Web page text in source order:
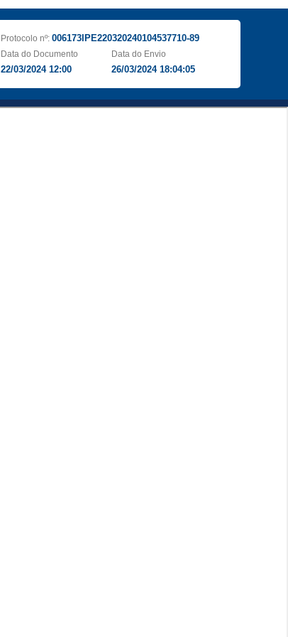
Protocolo nº: 006173IPE220320240104537710-89
Data do Documento
22/03/2024 12:00
Data do Envio
26/03/2024 18:04:05